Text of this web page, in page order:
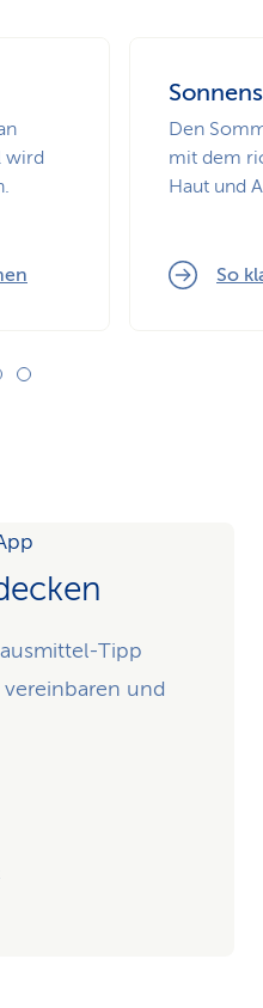
wird
Den
mit dem
Haut und
So
Tipp
und